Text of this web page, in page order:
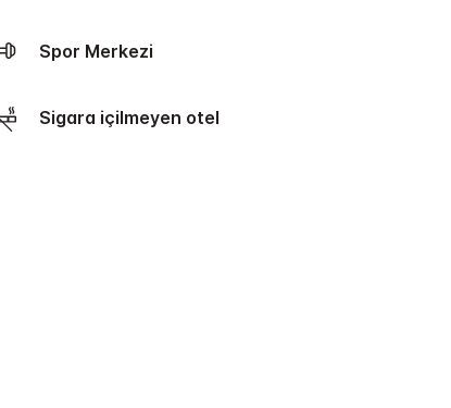
Spor Merkezi
Sigara içilmeyen otel